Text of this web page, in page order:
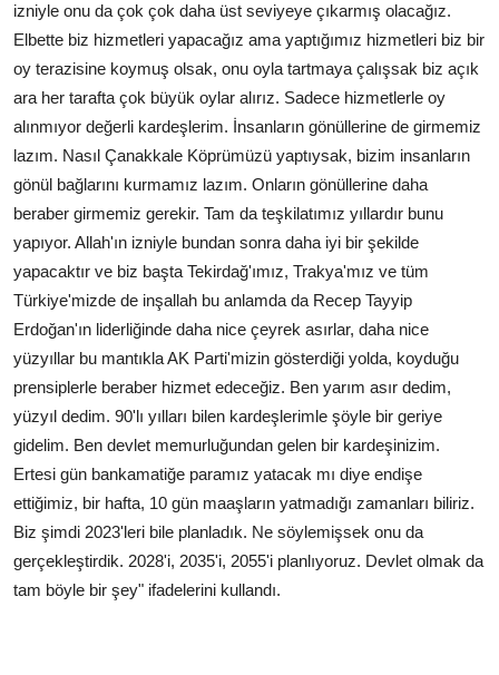
izniyle onu da çok çok daha üst seviyeye çıkarmış olacağız.
Elbette biz hizmetleri yapacağız ama yaptığımız hizmetleri biz bir
oy terazisine koymuş olsak, onu oyla tartmaya çalışsak biz açık
ara her tarafta çok büyük oylar alırız. Sadece hizmetlerle oy
alınmıyor değerli kardeşlerim. İnsanların gönüllerine de girmemiz
lazım. Nasıl Çanakkale Köprümüzü yaptıysak, bizim insanların
gönül bağlarını kurmamız lazım. Onların gönüllerine daha
beraber girmemiz gerekir. Tam da teşkilatımız yıllardır bunu
yapıyor. Allah'ın izniyle bundan sonra daha iyi bir şekilde
yapacaktır ve biz başta Tekirdağ'ımız, Trakya'mız ve tüm
Türkiye'mizde de inşallah bu anlamda da Recep Tayyip
Erdoğan'ın liderliğinde daha nice çeyrek asırlar, daha nice
yüzyıllar bu mantıkla AK Parti'mizin gösterdiği yolda, koyduğu
prensiplerle beraber hizmet edeceğiz. Ben yarım asır dedim,
yüzyıl dedim. 90'lı yılları bilen kardeşlerimle şöyle bir geriye
gidelim. Ben devlet memurluğundan gelen bir kardeşinizim.
Ertesi gün bankamatiğe paramız yatacak mı diye endişe
ettiğimiz, bir hafta, 10 gün maaşların yatmadığı zamanları biliriz.
Biz şimdi 2023'leri bile planladık. Ne söylemişsek onu da
gerçekleştirdik. 2028'i, 2035'i, 2055'i planlıyoruz. Devlet olmak da
tam böyle bir şey" ifadelerini kullandı.